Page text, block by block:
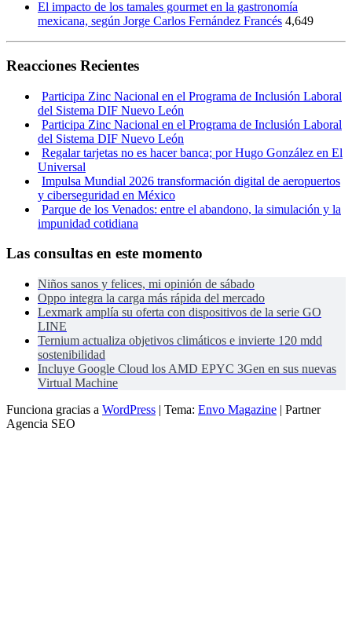
El impacto de los tamales gourmet en la gastronomía
mexicana, según Jorge Carlos Fernández Francés 4,649
Reacciones Recientes
Participa Zinc Nacional en el Programa de Inclusión Laboral
del Sistema DIF Nuevo León
Participa Zinc Nacional en el Programa de Inclusión Laboral
del Sistema DIF Nuevo León
Regalar tarjetas no es hacer banca; por Hugo González en El
Universal
Impulsa Mundial 2026 transformación digital de aeropuertos
y ciberseguridad en México
Parque de los Venados: entre el abandono, la simulación y la
impunidad cotidiana
Las consultas en este momento
Niños sanos y felices, mi opinión de sábado
Oppo integra la carga más rápida del mercado
Lexmark amplía su oferta con dispositivos de la serie GO
LINE
Ternium actualiza objetivos climáticos e invierte 120 mdd
sostenibilidad
Incluye Google Cloud los AMD EPYC 3Gen en sus nuevas
Virtual Machine
Funciona gracias a WordPress | Tema: Envo Magazine | Partner
Agencia SEO